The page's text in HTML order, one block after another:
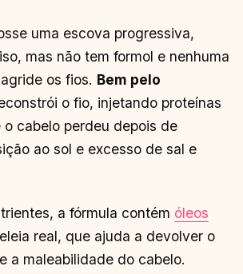
uma escova progressiva,
mas não tem formol e nenhuma
os fios. Bem pelo
o fio, injetando proteínas
cabelo perdeu depois de
ao sol e excesso de sal e
a fórmula contém óleos
real, que ajuda a devolver o
a maleabilidade do cabelo.